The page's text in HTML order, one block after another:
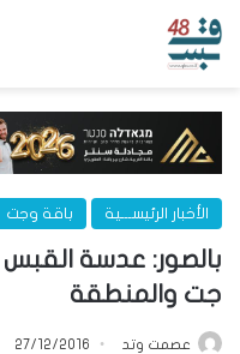
الأخبار الرئيســـية باقة وجت
بالصور: عدسة القبس
جت والمنطقة
عصمت وتد 27/12/2016